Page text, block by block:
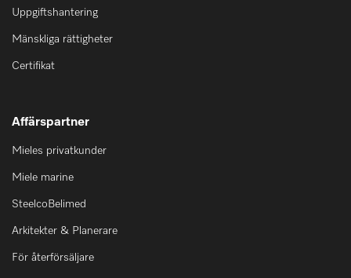
Uppgiftshantering
Mänskliga rättigheter
Certifikat
Affärspartner
Mieles privatkunder
Miele marine
SteelcoBelimed
Arkitekter & Planerare
För återförsäljare